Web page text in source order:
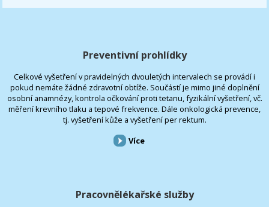
Preventivní prohlídky
Celkové vyšetření v pravidelných dvouletých intervalech se provádí i
pokud nemáte žádné zdravotní obtíže. Součástí je mimo jiné doplnění
osobní anamnézy, kontrola očkování proti tetanu, fyzikální vyšetření, vč.
měření krevního tlaku a tepové frekvence. Dále onkologická prevence,
tj. vyšetření kůže a vyšetření per rektum.
Více
Pracovnělékařské služby